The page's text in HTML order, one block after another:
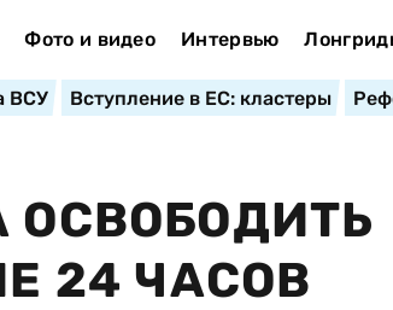
Фото и видео Интервью
ВСУ Вступление в ЕС: кластеры
ОСВОБОДИТЬ
24 ЧАСОВ